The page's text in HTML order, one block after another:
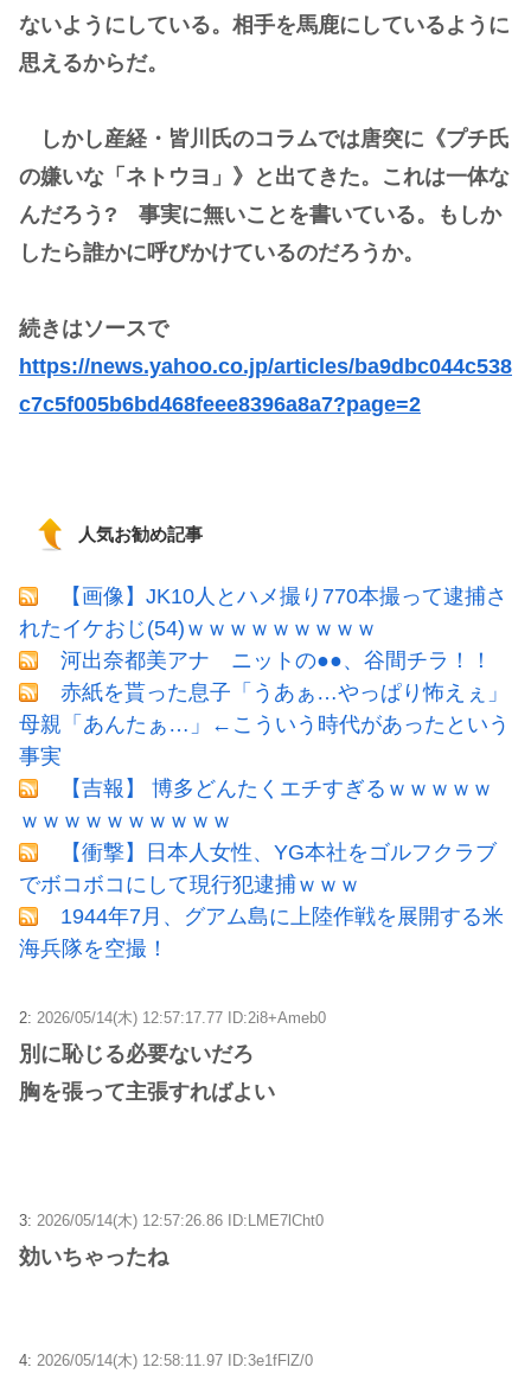
ないようにしている。相手を馬鹿にしているように
思えるからだ。
しかし産経・皆川氏のコラムでは唐突に《プチ氏
の嫌いな「ネトウヨ」》と出てきた。これは一体な
んだろう? 事実に無いことを書いている。もしか
したら誰かに呼びかけているのだろうか。
続きはソースで
https://news.yahoo.co.jp/articles/ba9dbc044c538
c7c5f005b6bd468feee8396a8a7?page=2
人気お勧め記事
【画像】JK10人とハメ撮り770本撮って逮捕さ
れたイケおじ(54)ｗｗｗｗｗｗｗｗｗ
河出奈都美アナ ニットの●●、谷間チラ！！
赤紙を貰った息子「うあぁ…やっぱり怖えぇ」
母親「あんたぁ…」←こういう時代があったという
事実
【吉報】 博多どんたくエチすぎるｗｗｗｗｗ
ｗｗｗｗｗｗｗｗｗｗ
【衝撃】日本人女性、YG本社をゴルフクラブ
でボコボコにして現行犯逮捕ｗｗｗ
1944年7月、グアム島に上陸作戦を展開する米
海兵隊を空撮！
2: 2026/05/14(木) 12:57:17.77 ID:2i8+Ameb0
別に恥じる必要ないだろ
胸を張って主張すればよい
3: 2026/05/14(木) 12:57:26.86 ID:LME7lCht0
効いちゃったね
4: 2026/05/14(木) 12:58:11.97 ID:3e1fFlZ/0